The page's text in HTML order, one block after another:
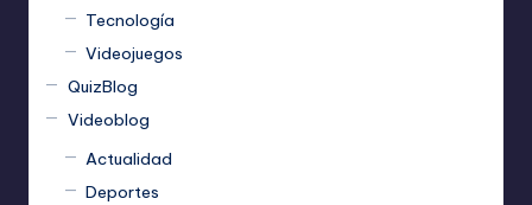
Tecnología
Videojuegos
QuizBlog
Videoblog
Actualidad
Deportes